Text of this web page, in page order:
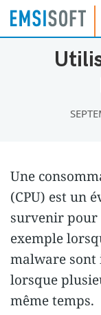
Une
(CPU) est un
survenir pour
exemple
malware sont
lorsque
même temps.